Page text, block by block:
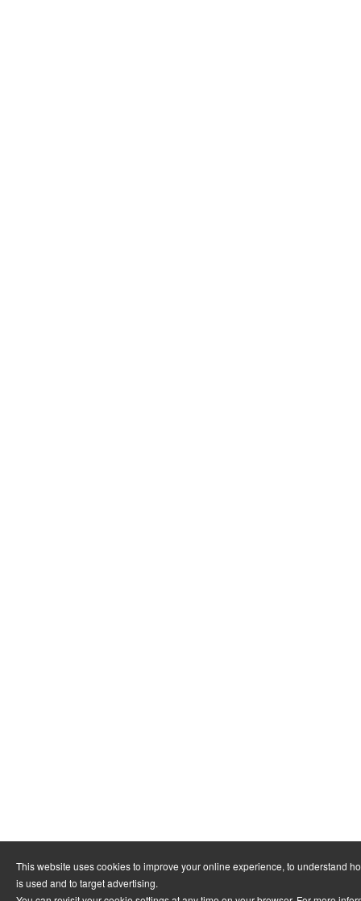
This website uses cookies to improve your online experience, to understand
is used and to target advertising.